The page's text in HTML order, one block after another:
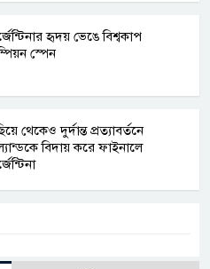
হৃদয় ভেঙে বিশ্বকাপ
স্পেন
থেকেও দুর্দান্ত প্রত্যাবর্তনে
বিদায় করে ফাইনালে